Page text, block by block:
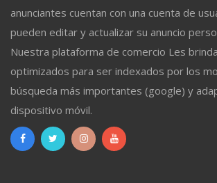
anunciantes cuentan con una cuenta de
pueden editar y actualizar su anuncio
Nuestra plataforma de comercio Les
optimizados para ser indexados por los
búsqueda más importantes (google) y
dispositivo móvil.